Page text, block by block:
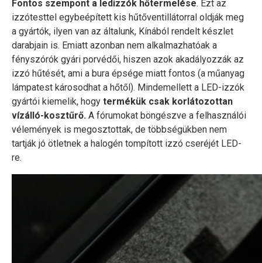
Fontos szempont a ledizzók hőtermelése. Ezt az
izzótesttel egybeépített kis hűtőventillátorral oldják meg
a gyártók, ilyen van az általunk, Kínából rendelt készlet
darabjain is. Emiatt azonban nem alkalmazhatóak a
fényszórók gyári porvédői, hiszen azok akadályozzák az
izzó hűtését, ami a bura épsége miatt fontos (a műanyag
lámpatest károsodhat a hőtől). Mindemellett a LED-izzók
gyártói kiemelik, hogy termékük csak korlátozottan
vízálló-kosztűrő. A fórumokat böngészve a felhasználói
vélemények is megosztottak, de többségükben nem
tartják jó ötletnek a halogén tompított izzó cseréjét LED-
re.